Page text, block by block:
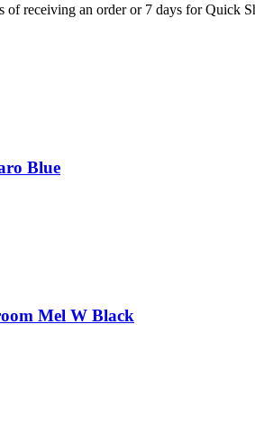
receiving an order or 7 days for Quick
Blue
Mel W Black